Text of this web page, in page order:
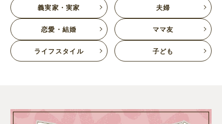
義実家・実家 夫婦
恋愛・結婚 ママ友
ライフスタイル 子ども